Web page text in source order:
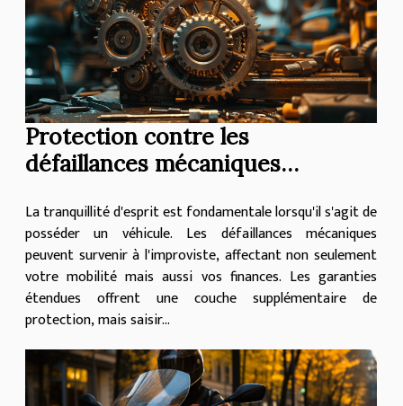
Protection contre les
défaillances mécaniques
garanties étendues
La tranquillité d'esprit est fondamentale lorsqu'il s'agit de
posséder un véhicule. Les défaillances mécaniques
peuvent survenir à l'improviste, affectant non seulement
votre mobilité mais aussi vos finances. Les garanties
étendues offrent une couche supplémentaire de
protection, mais saisir...